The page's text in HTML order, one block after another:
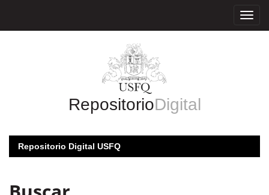
RepositorioDigital
Repositorio Digital USFQ